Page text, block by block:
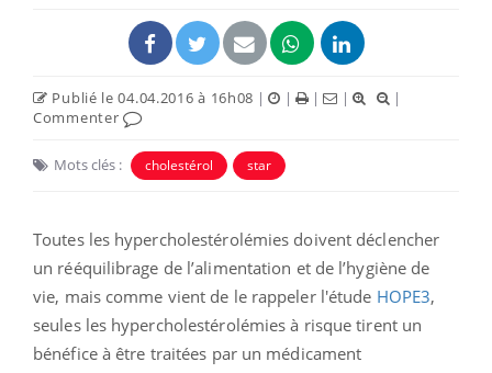
Publié le 04.04.2016 à 16h08 | | | |
|
Commenter
Mots clés : cholestérol star
Toutes les hypercholestérolémies doivent déclencher
un rééquilibrage de l’alimentation et de l’hygiène de
vie, mais comme vient de le rappeler l'étude HOPE3,
seules les hypercholestérolémies à risque tirent un
bénéfice à être traitées par un médicament